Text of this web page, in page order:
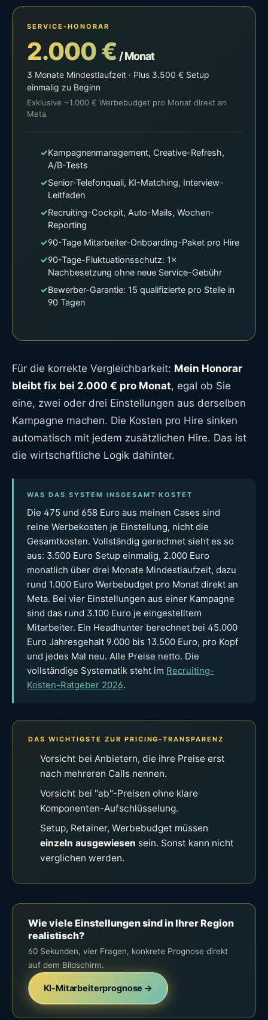
SERVICE-HONORAR
2.000 € / Monat
3 Monate Mindestlaufzeit · Plus 3.500 € Setup
einmalig zu Beginn
Exklusive ~1.000 € Werbebudget pro Monat direkt an
Meta
✓Kampagnenmanagement, Creative-Refresh,
A/B-Tests
✓Senior-Telefonquali, KI-Matching, Interview-
Leitfaden
✓Recruiting-Cockpit, Auto-Mails, Wochen-
Reporting
✓90-Tage Mitarbeiter-Onboarding-Paket pro Hire
✓90-Tage-Fluktuationsschutz: 1×
Nachbesetzung ohne neue Service-Gebühr
✓Bewerber-Garantie: 15 qualifizierte pro Stelle in
90 Tagen
Für die korrekte Vergleichbarkeit: Mein Honorar
bleibt fix bei 2.000 € pro Monat, egal ob Sie
eine, zwei oder drei Einstellungen aus derselben
Kampagne machen. Die Kosten pro Hire sinken
automatisch mit jedem zusätzlichen Hire. Das ist
die wirtschaftliche Logik dahinter.
WAS DAS SYSTEM INSGESAMT KOSTET
Die 475 und 658 Euro aus meinen Cases sind
reine Werbekosten je Einstellung, nicht die
Gesamtkosten. Vollständig gerechnet sieht es so
aus: 3.500 Euro Setup einmalig, 2.000 Euro
monatlich über drei Monate Mindestlaufzeit, dazu
rund 1.000 Euro Werbebudget pro Monat direkt an
Meta. Bei vier Einstellungen aus einer Kampagne
sind das rund 3.100 Euro je eingestelltem
Mitarbeiter. Ein Headhunter berechnet bei 45.000
Euro Jahresgehalt 9.000 bis 13.500 Euro, pro Kopf
und jedes Mal neu. Alle Preise netto. Die
vollständige Systematik steht im Recruiting-
Kosten-Ratgeber 2026.
DAS WICHTIGSTE ZUR PRICING-TRANSPARENZ
Vorsicht bei Anbietern, die ihre Preise erst
nach mehreren Calls nennen.
Vorsicht bei "ab"-Preisen ohne klare
Komponenten-Aufschlüsselung.
Setup, Retainer, Werbebudget müssen
einzeln ausgewiesen sein. Sonst kann nicht
verglichen werden.
Wie viele Einstellungen sind in Ihrer Region
realistisch?
60 Sekunden, vier Fragen, konkrete Prognose direkt
auf dem Bildschirm.
KI-Mitarbeiterprognose →